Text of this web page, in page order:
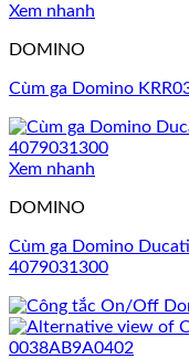
Xem nhanh
DOMINO
Cùm ga Domino
Xem nhanh
DOMINO
Cùm ga Domino
4079031300